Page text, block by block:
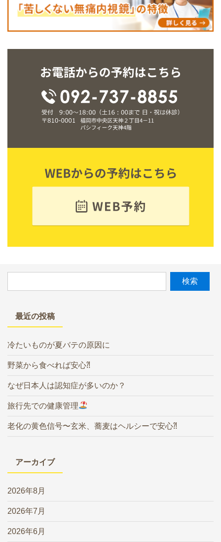
最近の投稿
冷たいものが夏バテの原因に
野菜から食べれば安心⁈
なぜ日本人は認知症が多いのか？
旅行先での健康管理
老化の黄色信号〜玄米、蕎麦はヘルシーで安心⁈
アーカイブ
2026年8月
2026年7月
2026年6月